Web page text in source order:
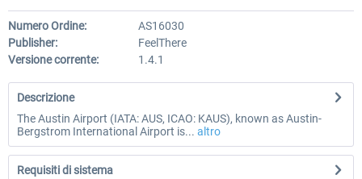
Numero Ordine:
AS16030
Publisher:
FeelThere
Versione corrente:
1.4.1
Descrizione
The Austin Airport (IATA: AUS, ICAO: KAUS), known as Austin-
Bergstrom International Airport is... altro
Requisiti di sistema